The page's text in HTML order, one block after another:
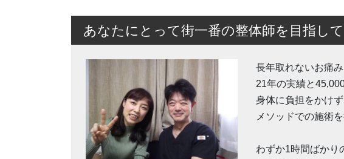
あなたにとって街一番の整体師を目指して
長年取れないお痛
21年の実績と
身体に負担をかけ
メソッドでの施術を
わずか1時間ばかり